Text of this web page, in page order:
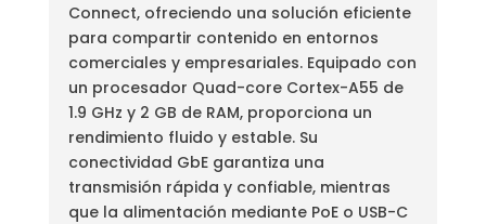
Connect, ofreciendo una solución eficiente
para compartir contenido en entornos
comerciales y empresariales. Equipado con
un procesador Quad-core Cortex-A55 de
1.9 GHz y 2 GB de RAM, proporciona un
rendimiento fluido y estable. Su
conectividad GbE garantiza una
transmisión rápida y confiable, mientras
que la alimentación mediante PoE o USB-C